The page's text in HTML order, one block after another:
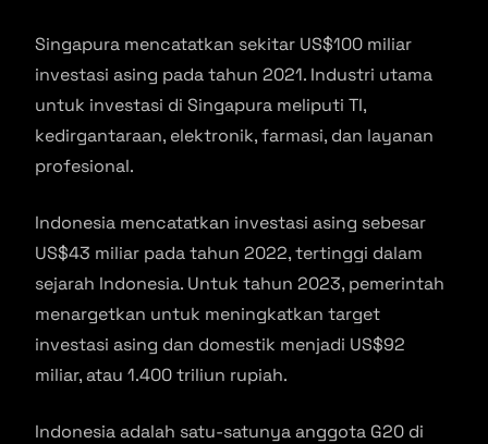
Singapura mencatatkan sekitar US$100 miliar
investasi asing pada tahun 2021. Industri utama
untuk investasi di Singapura meliputi TI,
kedirgantaraan, elektronik, farmasi, dan layanan
profesional.
Indonesia mencatatkan investasi asing sebesar
US$43 miliar pada tahun 2022, tertinggi dalam
sejarah Indonesia. Untuk tahun 2023, pemerintah
menargetkan untuk meningkatkan target
investasi asing dan domestik menjadi US$92
miliar, atau 1.400 triliun rupiah.
Indonesia adalah satu-satunya anggota G20 di